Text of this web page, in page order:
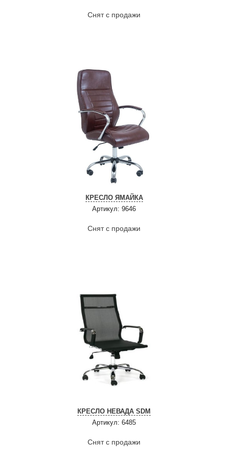
Снят с продажи
КРЕСЛО ЯМАЙКА
Артикул: 9646
Снят с продажи
КРЕСЛО НЕВАДА SDM
Артикул: 6485
Снят с продажи